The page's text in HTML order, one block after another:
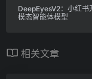
DeepEyesV2：小红书
模态智能体模型
相关文章